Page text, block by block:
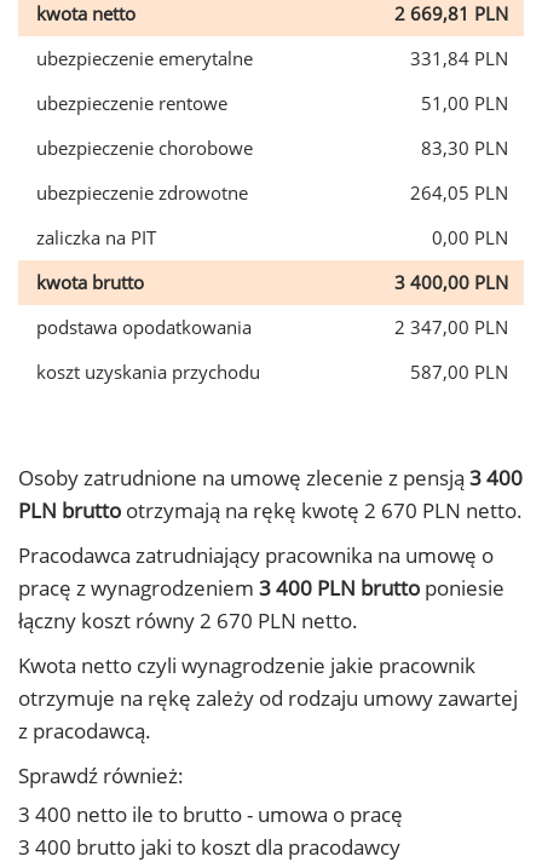
kwota netto
2 669,81 PLN
ubezpieczenie emerytalne
331,84 PLN
ubezpieczenie rentowe
51,00 PLN
ubezpieczenie chorobowe
83,30 PLN
ubezpieczenie zdrowotne
264,05 PLN
zaliczka na PIT
0,00 PLN
kwota brutto
3 400,00 PLN
podstawa opodatkowania
2 347,00 PLN
koszt uzyskania przychodu
587,00 PLN
Osoby zatrudnione na umowę zlecenie z pensją 3 400
PLN brutto otrzymają na rękę kwotę 2 670 PLN netto.
Pracodawca zatrudniający pracownika na umowę o
pracę z wynagrodzeniem 3 400 PLN brutto poniesie
łączny koszt równy 2 670 PLN netto.
Kwota netto czyli wynagrodzenie jakie pracownik
otrzymuje na rękę zależy od rodzaju umowy zawartej
z pracodawcą.
Sprawdź również:
3 400 netto ile to brutto - umowa o pracę
3 400 brutto jaki to koszt dla pracodawcy